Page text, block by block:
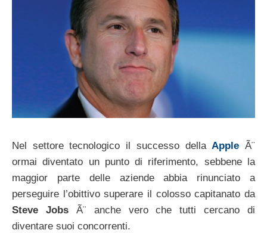
Nel settore tecnologico il successo dellaApple Ã¨
ormai diventato un punto di riferimento, sebbene la
maggior parte delle aziende abbia rinunciato a
perseguire l’obittivo superare il colosso capitanato da
Steve JobsÃ¨ anche vero che tutti cercano di
diventare suoi concorrenti.